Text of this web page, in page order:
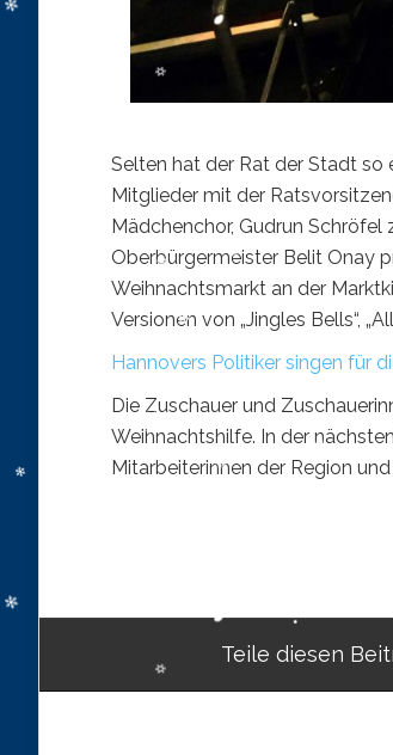
Selten hat der Rat der Stadt so
Mitglieder mit der
Mädchenchor, Gudrun
Oberbürgermeister Belit Onay
Weihnachtsmarkt an der
Versionen von „Jingles Bells“,
Hannovers Politiker singen für
Die Zuschauer und
Weihnachtshilfe. In der
Mitarbeiterinnen der Region
Teile diesen